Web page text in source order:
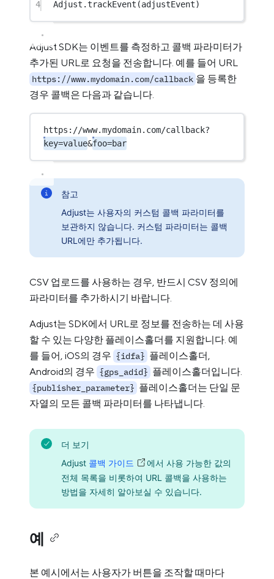
4
Adjust.trackEvent (adjustEvent)
Adjust SDK는 이벤트를 측정하고 콜백 파라미터가
추가된 URL로 요청을 전송합니다. 예를 들어 URL
https://www.mydomain.com/callback 을 등록한
경우 콜백은 다음과 같습니다.
https://www.mydomain.com/callback?
key=value&foo=bar
참고
Adjust는 사용자의 커스텀 콜백 파라미터를
보관하지 않습니다. 커스텀 파라미터는 콜백
URL에만 추가됩니다.
CSV 업로드를 사용하는 경우, 반드시 CSV 정의에
파라미터를 추가하시기 바랍니다.
Adjust는 SDK에서 URL로 정보를 전송하는 데 사용
할 수 있는 다양한 플레이스홀더를 지원합니다. 예
를 들어, iOS의 경우 {idfa} 플레이스홀더,
Android의 경우 {gps_adid} 플레이스홀더입니다.
{publisher_parameter} 플레이스홀더는 단일 문
자열의 모든 콜백 파라미터를 나타냅니다.
더 보기
Adjust 콜백 가이드
에서 사용 가능한 값의
전체 목록을 비롯하여 URL 콜백을 사용하는
방법을 자세히 알아보실 수 있습니다.
예
본 예시에서는 사용자가 버튼을 조작할 때마다